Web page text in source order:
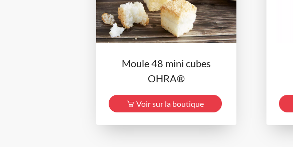
Moule 48 mini cubes
OHRA®
Voir sur la boutique